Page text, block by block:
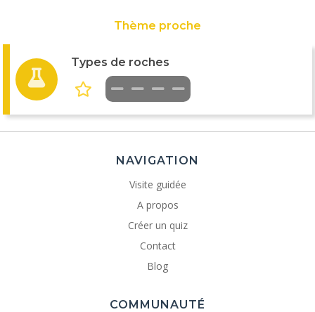
Thème proche
Types de roches
NAVIGATION
Visite guidée
A propos
Créer un quiz
Contact
Blog
COMMUNAUTÉ